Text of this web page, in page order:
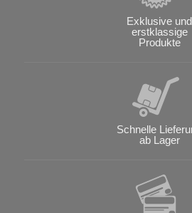
Exklusive und
erstklassige
Produkte
Schnelle
ab Lager